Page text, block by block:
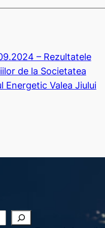
– Rezultatele
de la Societatea
Energetic Valea Jiului